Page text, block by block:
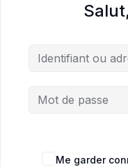
Me garder